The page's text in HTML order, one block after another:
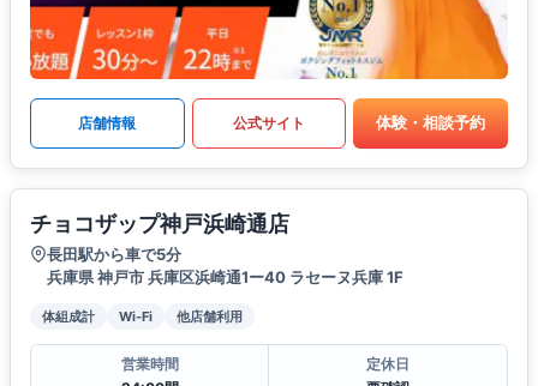
店舗情報 公式サイト 体験・相談予約
チョコザップ神戸浜崎通店
長田駅から車で5分
兵庫県 神戸市 兵庫区浜崎通1ー40 ラセーヌ兵庫 1F
体組成計 Wi-Fi 他店舗利用
営業時間
定休日